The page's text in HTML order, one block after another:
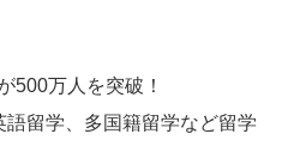
500万人を突破！
留学、多国籍留学など留学